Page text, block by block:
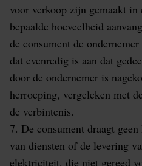
voor verkoop zijn gemaakt
bepaalde hoeveelheid
de consument de
dat evenredig is aan dat
door de ondernemer is
herroeping, vergeleken met
de verbintenis.
7. De consument draagt
van diensten of de levering
elektriciteit, die niet gereed